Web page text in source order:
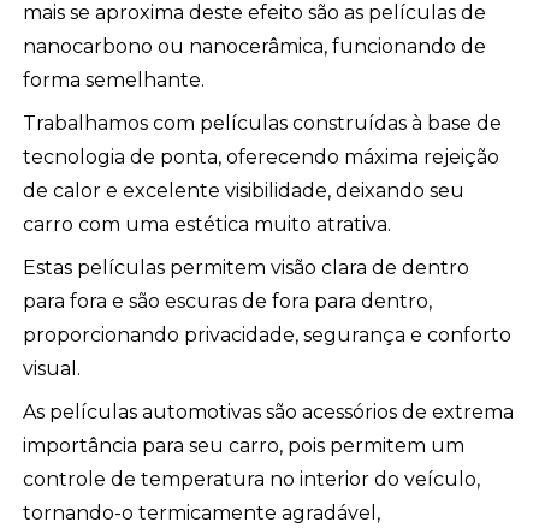
mais se aproxima deste efeito são as películas de
nanocarbono ou nanocerâmica, funcionando de
forma semelhante.
Trabalhamos com películas construídas à base de
tecnologia de ponta, oferecendo máxima rejeição
de calor e excelente visibilidade, deixando seu
carro com uma estética muito atrativa.
Estas películas permitem visão clara de dentro
para fora e são escuras de fora para dentro,
proporcionando privacidade, segurança e conforto
visual.
As películas automotivas são acessórios de extrema
importância para seu carro, pois permitem um
controle de temperatura no interior do veículo,
tornando-o termicamente agradável,